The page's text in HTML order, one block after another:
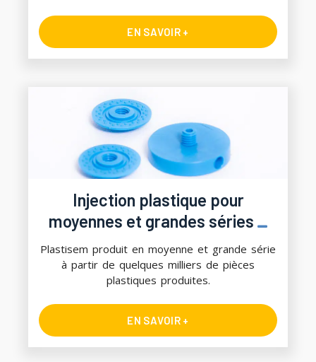
EN SAVOIR +
Injection plastique pour
moyennes et grandes séries
Plastisem produit en moyenne et grande série
à partir de quelques milliers de pièces
plastiques produites.
EN SAVOIR +